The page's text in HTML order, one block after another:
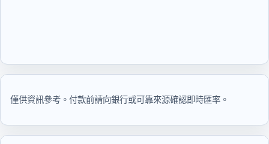
僅供資訊參考。付款前請向銀行或可靠來源確認即時匯率。